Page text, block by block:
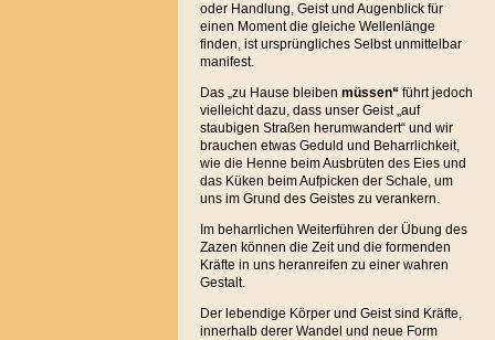
oder Handlung, Geist und Augenblick für
einen Moment die gleiche Wellenlänge
finden, ist ursprüngliches Selbst unmittelbar
manifest.
Das „zu Hause bleiben müssen“ führt jedoch
vielleicht dazu, dass unser Geist „auf
staubigen Straßen herumwandert“ und wir
brauchen etwas Geduld und Beharrlichkeit,
wie die Henne beim Ausbrüten des Eies und
das Küken beim Aufpicken der Schale, um
uns im Grund des Geistes zu verankern.
Im beharrlichen Weiterführen der Übung des
Zazen können die Zeit und die formenden
Kräfte in uns heranreifen zu einer wahren
Gestalt.
Der lebendige Körper und Geist sind Kräfte,
innerhalb derer Wandel und neue Form